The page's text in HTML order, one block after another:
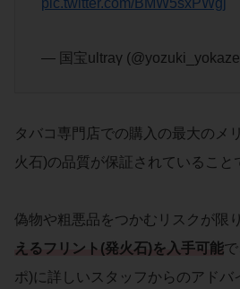
pic.twitter.com/BMW5sxPWgj
— 国宝ultraγ
タバコ専門店での購入の最大のメ
火石)の品質が保証されていること
偽物や粗悪品をつかむリスクが限
えるフリント(発火石)を入手可能
ポ)に詳しいスタッフからのアドバ